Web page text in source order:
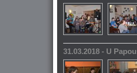
31.03.2018 - U